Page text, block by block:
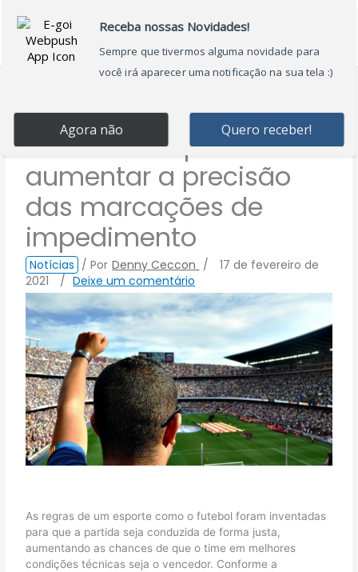
para
conteúdo
FIFA testa IA para
aumentar a precisão
das marcações de
impedimento
Notícias / Por Denny Ceccon /
17 de fevereiro de
2021
/ Deixe um comentário
As regras de um esporte como o futebol foram inventadas
para que a partida seja conduzida de forma justa,
aumentando as chances de que o time em melhores
condições técnicas seja o vencedor. Conforme a